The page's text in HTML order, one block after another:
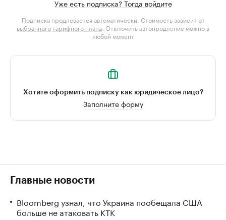
Уже есть подписка? Тогда войдите
Подписка продлевается автоматически. Стоимость зависит от
выбранного тарифного плана . Отключить автопродление можно в
любой момент
Хотите оформить подписку как юридическое лицо?
Заполните форму
Главные новости
Bloomberg узнал, что Украина пообещала США
больше не атаковать КТК